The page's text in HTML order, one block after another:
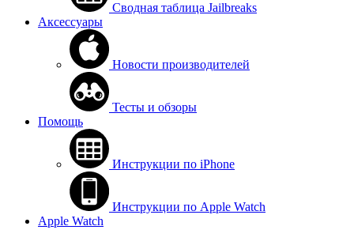
Сводная таблица Jailbreaks
Аксессуары
Новости производителей
Тесты и обзоры
Помощь
Инструкции по iPhone
Инструкции по Apple Watch
Apple Watch